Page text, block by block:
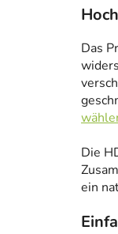
Das
Die
ein